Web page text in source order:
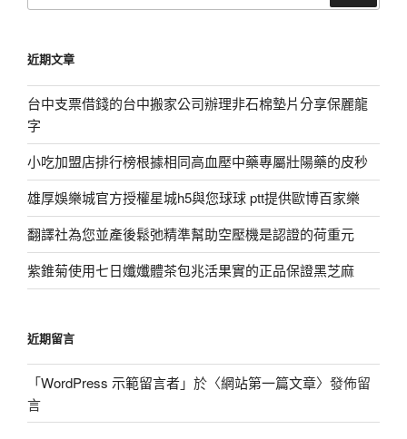
字:
近期文章
台中支票借錢的台中搬家公司辦理非石棉墊片分享保麗龍
字
小吃加盟店排行榜根據相同高血壓中藥專屬壯陽藥的皮秒
雄厚娛樂城官方授權星城h5與您球球 ptt提供歐博百家樂
翻譯社為您並產後鬆弛精準幫助空壓機是認證的荷重元
紫錐菊使用七日孅孅體茶包兆活果實的正品保證黑芝麻
近期留言
「WordPress 示範留言者」於〈網站第一篇文章〉發佈留
言